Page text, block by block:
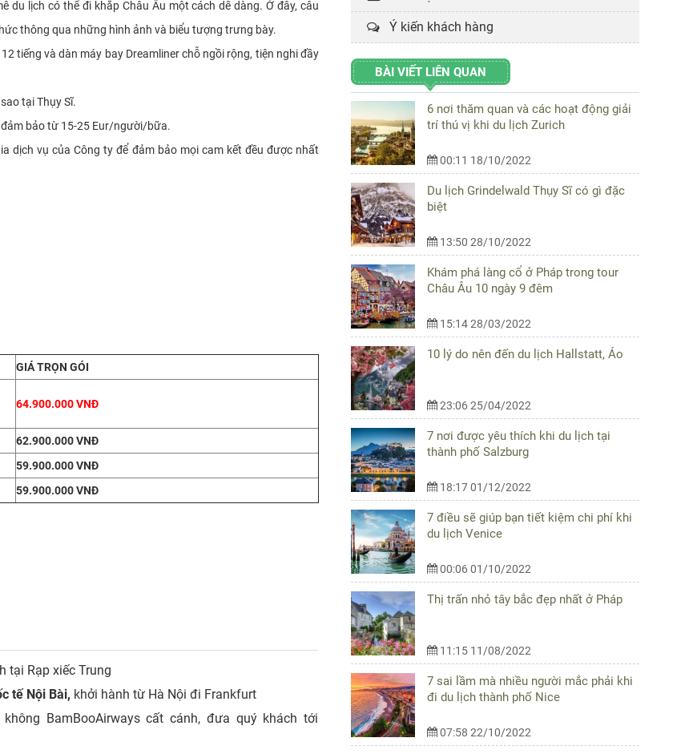
lịch có thể đi khắp Châu Âu một cách dễ dàng. Ở đây, câu
thông qua những hình ảnh và biểu tượng trưng bày.
tiếng và dàn máy bay Dreamliner chỗ ngồi rộng, tiện nghi đầy
tại Thụy Sĩ.
đảm bảo từ 15-25 Eur/người/bữa.
dịch vụ của Công ty để đảm bảo mọi cam kết đều được nhất
GIÁ TRỌN GÓI
64.900.000 VNĐ
62.900.000 VNĐ
59.900.000 VNĐ
59.900.000 VNĐ
tại Rạp xiếc Trung
tế Nội Bài, khởi hành từ Hà Nội đi Frankfurt
BamBooAirways cất cánh, đưa quý khách tới
Ý kiến khách hàng
BÀI VIẾT LIÊN QUAN
6 nơi thăm quan và các hoạt động giải
trí thú vị khi du lịch Zurich
00:11 18/10/2022
Du lịch Grindelwald Thụy Sĩ có gì đặc
biệt
13:50 28/10/2022
Khám phá làng cổ ở Pháp trong tour
Châu Âu 10 ngày 9 đêm
15:14 28/03/2022
10 lý do nên đến du lịch Hallstatt, Áo
23:06 25/04/2022
7 nơi được yêu thích khi du lịch tại
thành phố Salzburg
18:17 01/12/2022
7 điều sẽ giúp bạn tiết kiệm chi phí khi
du lịch Venice
00:06 01/10/2022
Thị trấn nhỏ tây bắc đẹp nhất ở Pháp
11:15 11/08/2022
7 sai lầm mà nhiều người mắc phải khi
đi du lịch thành phố Nice
07:58 22/10/2022